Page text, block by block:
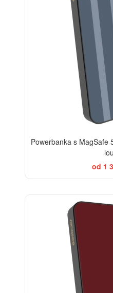
Powerbanka s MagSafe
od 1